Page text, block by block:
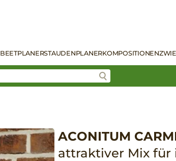
BEETPLANERSTAUDENPLANERKOMPOSITIONEN
ACONITUM
attraktiver Mix für